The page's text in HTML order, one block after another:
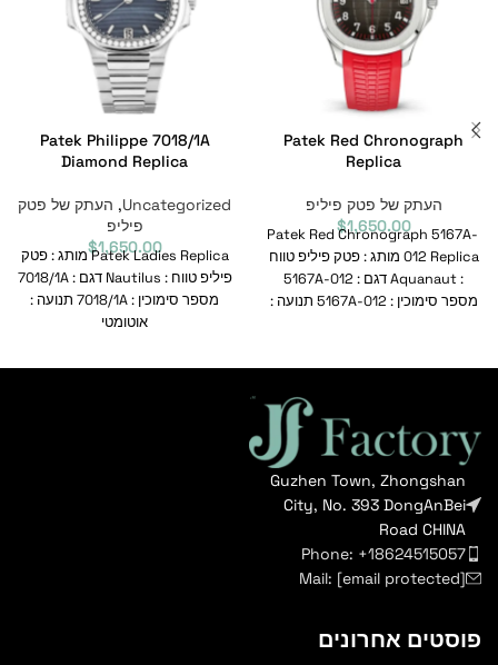
Patek Red Chronograph
Replica
העתק של פטק פיליפ
$1,650.00
Patek Red Chronograph 5167A-
012 Replica מותג : פטק פיליפ טווח
: Aquanaut דגם : 5167A-012
מספר סימוכין : 5167A-012 תנועה :
Patek Philippe 7018/1A
Diamond Replica
Uncategorized
, העתק של פטק
פיליפ
$1,650.00 Patek Ladies Replica מותג : פטק
פיליפ טווח : Nautilus דגם : 7018/1A
מספר סימוכין : 7018/1A תנועה :
אוטומטי
Guzhen Town, Zhongshan
City, No. 393 DongAnBei
Road CHINA
Phone: +18624515057
Mail: [email protected]
פוסטים אחרונים